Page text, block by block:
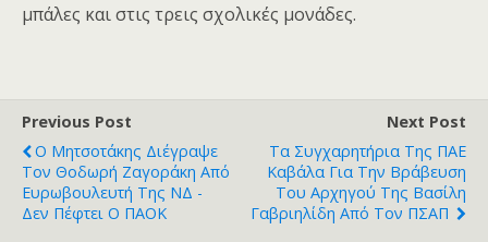
μπάλες και στις τρεις σχολικές μονάδες.
Previous Post
Ο Μητσοτάκης Διέγραψε
Τον Θοδωρή Ζαγοράκη Από
Ευρωβουλευτή Της ΝΔ -
Δεν Πέφτει Ο ΠΑΟΚ
Next Post
Τα Συγχαρητήρια Της ΠΑΕ
Καβάλα Για Την Βράβευση
Του Αρχηγού Της Βασίλη
Γαβριηλίδη Από Τον ΠΣΑΠ